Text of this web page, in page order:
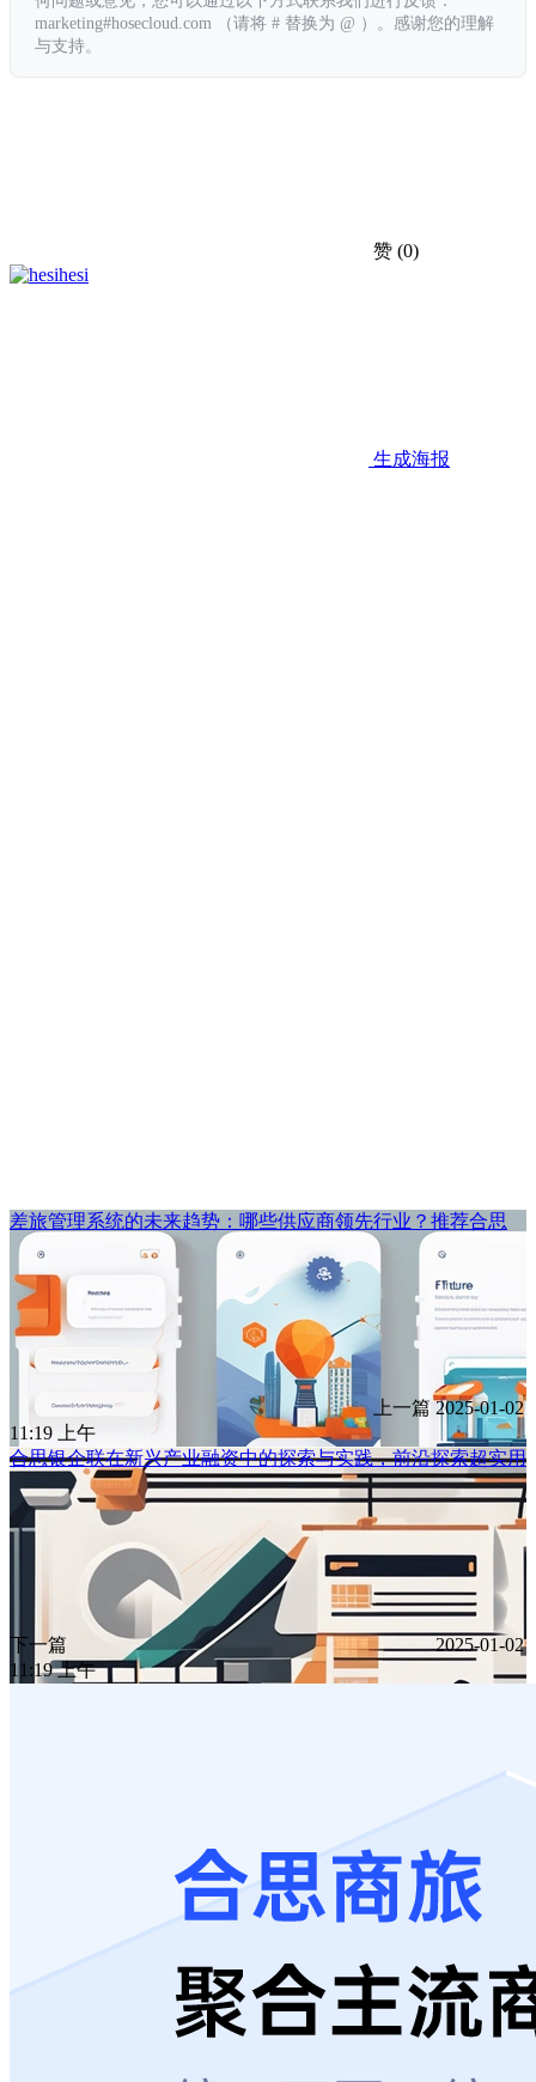
marketing#hosecloud.com （请将 # 替换为 @ ）。感谢您的理解
与支持。
赞 (0)
hesi
生成海报
差旅管理系统的未来趋势：哪些供应商领先行业？推荐合思
上一篇 2025-01-02
11:19 上午
合思银企联在新兴产业融资中的探索与实践，前沿探索超实用
下一篇
2025-01-02
11:19 上午